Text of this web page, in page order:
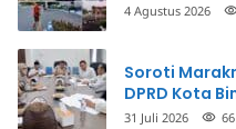
4 Agustus 2026
Soroti
DPRD Kota
Perda
31 Juli 2026 66